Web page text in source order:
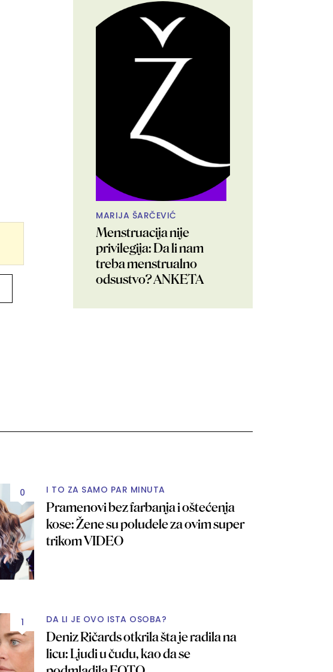
MARIJA ŠARČEVIĆ
Menstruacija nije
privilegija: Da li nam
treba menstrualno
odsustvo? ANKETA
0 I TO ZA SAMO PAR MINUTA
Pramenovi bez farbanja i oštećenja
kose: Žene su poludele za ovim super
trikom VIDEO
1 DA LI JE OVO ISTA OSOBA?
Deniz Ričards otkrila šta je radila na
licu: Ljudi u čudu, kao da se